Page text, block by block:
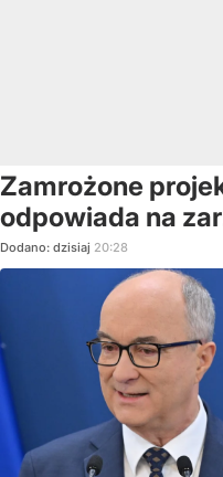
Zamrożone
odpowiada na
Dodano: dzisiaj 20:28